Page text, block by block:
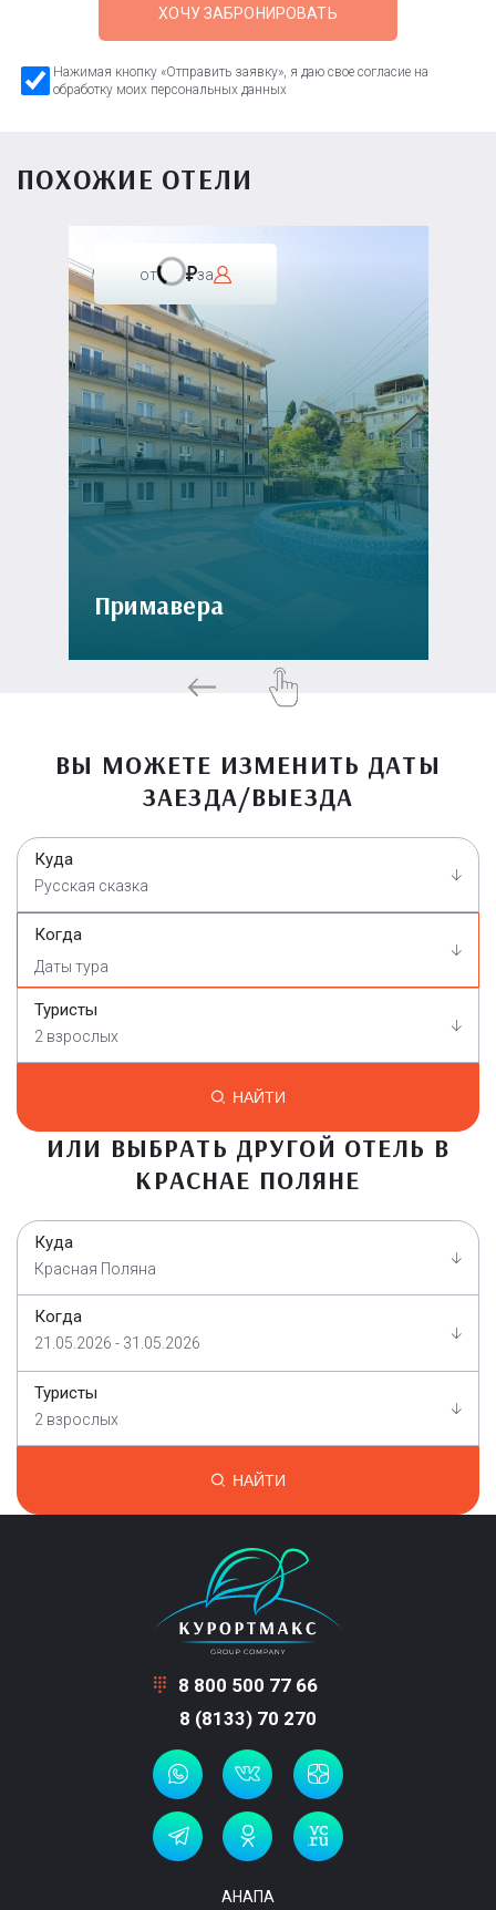
ХОЧУ ЗАБРОНИРОВАТЬ
Нажимая кнопку «Отправить заявку», я даю свое согласие на
обработку моих персональных данных
ПОХОЖИЕ ОТЕЛИ
от за
Примавера
ВЫ МОЖЕТЕ ИЗМЕНИТЬ ДАТЫ
ЗАЕЗДА/ВЫЕЗДА
Куда
Русская сказка
Когда
Туристы
2 взрослых
НАЙТИ
ИЛИ ВЫБРАТЬ ДРУГОЙ ОТЕЛЬ В
КРАСНАЕ ПОЛЯНЕ
Куда
Красная Поляна
Когда
21.05.2026 - 31.05.2026
Туристы
2 взрослых
НАЙТИ
8 800 500 77 66
8 (8133) 70 270
АНАПА